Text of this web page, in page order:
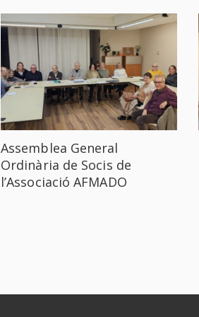
Assemblea General
Ordinària de Socis de
l’Associació AFMADO